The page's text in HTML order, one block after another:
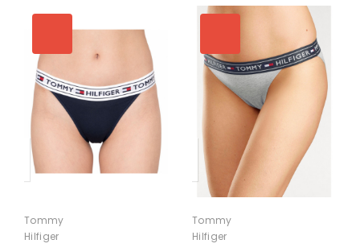
Tommy
Hilfiger
Tommy
Hilfiger